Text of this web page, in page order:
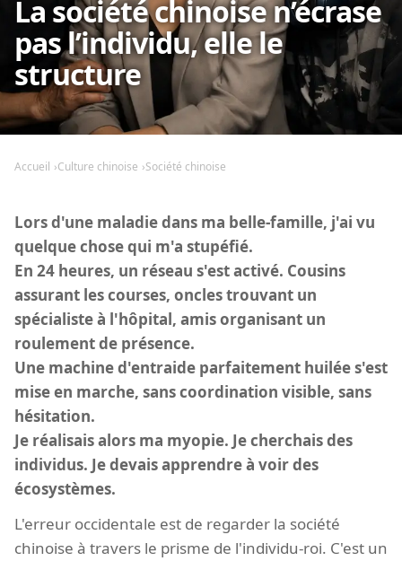
La société chinoise n’écrase
pas l’individu, elle le
structure
Accueil Culture chinoise Société chinoise
Lors d'une maladie dans ma belle-famille, j'ai vu
quelque chose qui m'a stupéfié.
En 24 heures, un réseau s'est activé. Cousins
assurant les courses, oncles trouvant un
spécialiste à l'hôpital, amis organisant un
roulement de présence.
Une machine d'entraide parfaitement huilée s'est
mise en marche, sans coordination visible, sans
hésitation.
Je réalisais alors ma myopie. Je cherchais des
individus. Je devais apprendre à voir des
écosystèmes.
L'erreur occidentale est de regarder la société
chinoise à travers le prisme de l'individu-roi. C'est un